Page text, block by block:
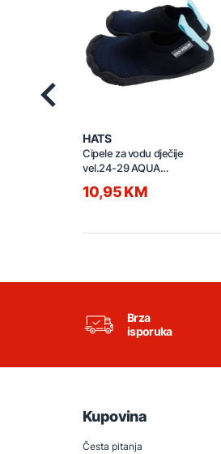
HATS
Cipele za vodu dječije
vel.24-29 AQUA
71.00727.99 tamno plave
10,95 KM
Brza
isporuka
Kupovina
Česta pitanja